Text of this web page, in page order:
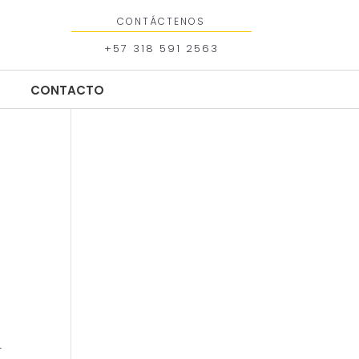
CONTÁCTENOS
+57 318 591 2563
CONTACTO
CONTACTO